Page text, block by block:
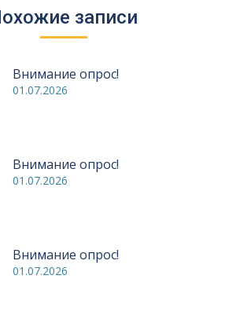
записи
Внимание опрос!
01.07.2026
Внимание опрос!
01.07.2026
Внимание опрос!
01.07.2026